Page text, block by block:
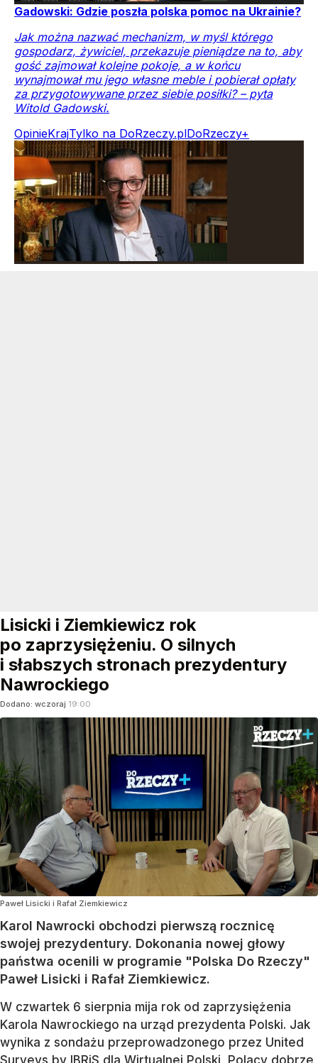
Gadowski: Gdzie poszła polska pomoc na Ukrainie?
Jak można nazwać mechanizm, w myśl którego
gospodarz, żywiciel, przekazuje pieniądze na to, aby
gość zajmował kolejne pokoje, a w końcu
wynajmował mu jego własne meble i pobierał opłaty
za przygotowywane przez siebie posiłki? – pyta
Witold Gadowski.
OpinieKrajTylko na DoRzeczy.plDoRzeczy+
Lisicki i Ziemkiewicz rok
po zaprzysiężeniu. O silnych
i słabszych stronach prezydentury
Nawrockiego
Dodano: wczoraj 19:00
Paweł Lisicki i Rafał Ziemkiewicz
Karol Nawrocki obchodzi pierwszą rocznicę
swojej prezydentury. Dokonania nowej głowy
państwa ocenili w programie "Polska Do Rzeczy"
Paweł Lisicki i Rafał Ziemkiewicz.
W czwartek 6 sierpnia mija rok od zaprzysiężenia
Karola Nawrockiego na urząd prezydenta Polski. Jak
wynika z sondażu przeprowadzonego przez United